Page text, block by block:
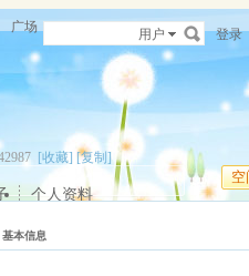
广场 用户 登录
[收藏] [复制]
空
个人资料
基本信息